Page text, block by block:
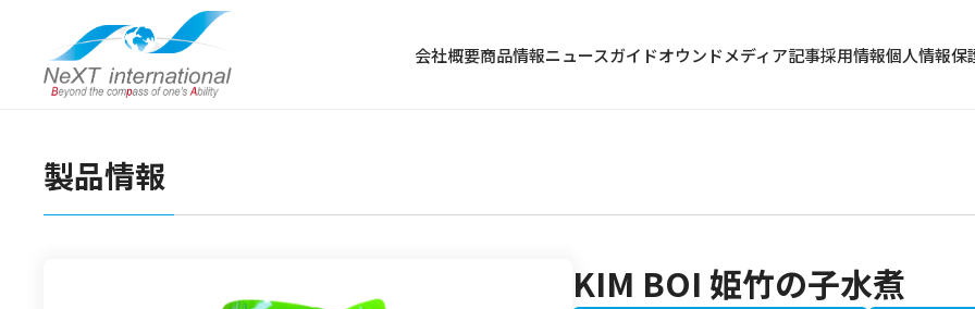
会社概要商品情報ニュースガイドオウンドメディア記事採用情報個人情報保
冷蔵食品
製品情報
KIM BOI 姫竹の子水煮